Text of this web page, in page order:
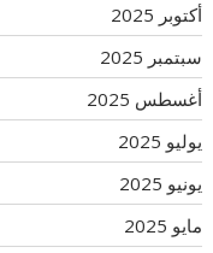
أكتوبر 2025
سبتمبر 2025
أغسطس 2025
يوليو 2025
يونيو 2025
مايو 2025